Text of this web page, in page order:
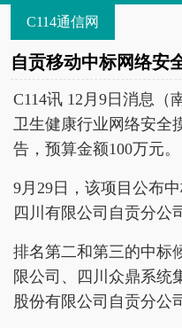
C114通信网
自贡移动中标网络安
C114讯 12月9日消息（
卫生健康行业网络安全
告，预算金额100万元。
9月29日，该项目公布
四川有限公司自贡分公
排名第二和第三的中标
限公司、四川众鼎系统
股份有限公司自贡分公